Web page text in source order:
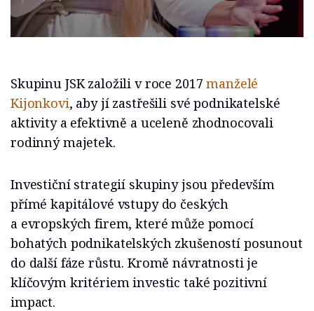
Skupinu JSK založili v roce 2017manželé
Kijonkovi, aby jí zastřešili své podnikatelské
aktivity a efektivně a uceleně zhodnocovali
rodinný majetek.
Investiční strategií skupiny jsou především
přímé kapitálové vstupy do českých
a evropských firem, které může pomocí
bohatých podnikatelských zkušeností posunout
do další fáze růstu. Kromě návratnosti je
klíčovým kritériem investic také pozitivní
impact.